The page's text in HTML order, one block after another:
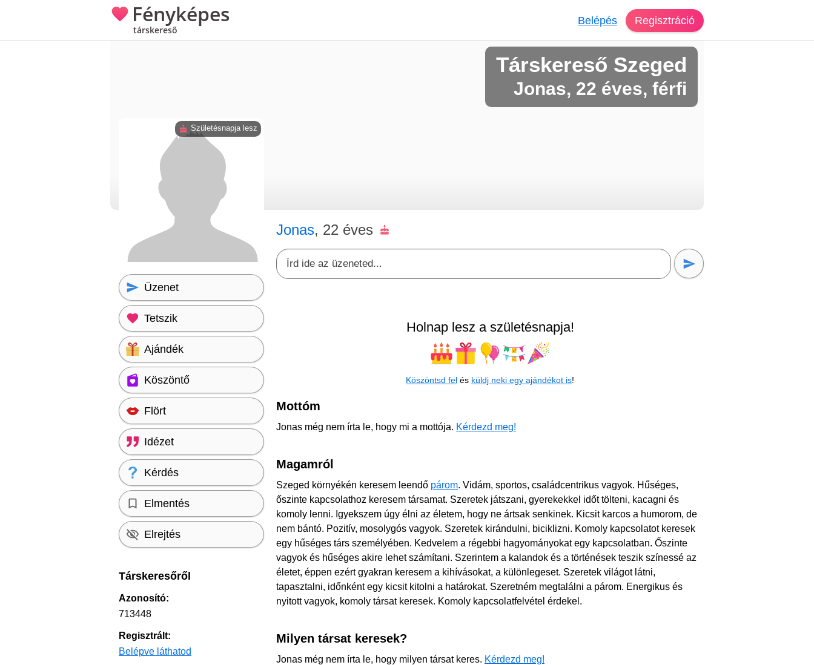
Fényképes
társkereső
Belépés Regisztráció
Társkereső Szeged
Jonas, 22 éves, férfi
Jonas, 22 éves
Holnap lesz a születésnapja!
Köszöntsd fel és küldj neki egy ajándékot is!
Mottóm
Jonas még nem írta le, hogy mi a mottója. Kérdezd meg!
Magamról
Szeged környékén keresem leendő párom. Vidám, sportos, családcentrikus vagyok. Hűséges,
őszinte kapcsolathoz keresem társamat. Szeretek játszani, gyerekekkel időt tölteni, kacagni és
komoly lenni. Igyekszem úgy élni az életem, hogy ne ártsak senkinek. Kicsit karcos a humorom, de
nem bántó. Pozitív, mosolygós vagyok. Szeretek kirándulni, biciklizni. Komoly kapcsolatot keresek
egy hűséges társ személyében. Kedvelem a régebbi hagyományokat egy kapcsolatban. Őszinte
vagyok és hűséges akire lehet számítani. Szerintem a kalandok és a történések teszik színessé az
életet, éppen ezért gyakran keresem a kihívásokat, a különlegeset. Szeretek világot látni,
tapasztalni, időnként egy kicsit kitolni a határokat. Szeretném megtalálni a párom. Energikus és
nyitott vagyok, komoly társat keresek. Komoly kapcsolatfelvétel érdekel.
Milyen társat keresek?
Jonas még nem írta le, hogy milyen társat keres. Kérdezd meg!
Születésnapja lesz
Üzenet
Tetszik
Ajándék
Köszöntő
Flört
Idézet
Kérdés
Elmentés
Elrejtés
Társkeresőről
Azonosító:
713448
Regisztrált:
Belépve láthatod